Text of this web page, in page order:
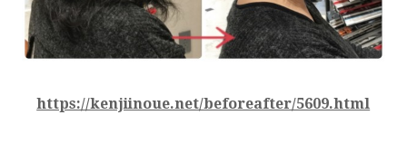
https://kenjiinoue.net/beforeafter/5609.html